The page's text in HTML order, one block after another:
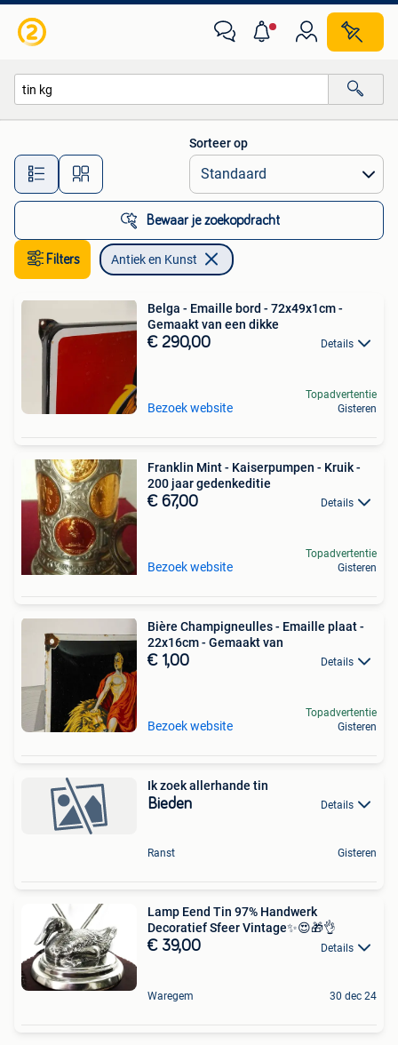
Alle afstanden…
Sorteer op
Bewaar je zoekopdracht
Filters Antiek en Kunst
Belga - Emaille bord - 72x49x1cm -
Gemaakt van een dikke
€ 290,00 Details
Bezoek website
Topadvertentie
Gisteren
Franklin Mint - Kaiserpumpen - Kruik -
200 jaar gedenkeditie
€ 67,00 Details
Bezoek website
Topadvertentie
Gisteren
Bière Champigneulles - Emaille plaat -
22x16cm - Gemaakt van
€ 1,00 Details
Bezoek website
Topadvertentie
Gisteren
Ik zoek allerhande tin
Bieden Details
Ranst Gisteren
Lamp Eend Tin 97% Handwerk
Decoratief Sfeer Vintage✨😍🎁👌
€ 39,00 Details
Waregem 30 dec 24